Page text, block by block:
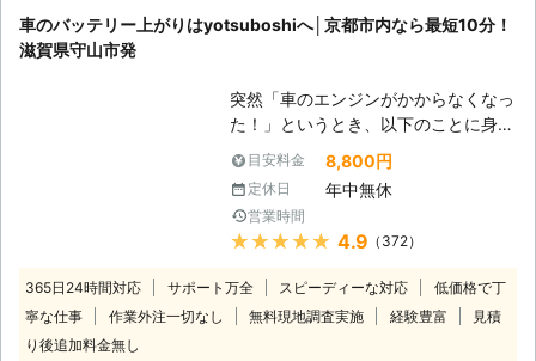
利用くださいませ。
けられるようになったのです。 この
することができます。もしも車のエン
ジンが止まった場合、弊社までご連絡
くださいませ。連絡後、弊社スタッフ
がお客様の元へ駆けつけて車のバッテ
リーを充電させていただきます。
車のバッテリー上がりはyotsuboshiへ│京都市内なら最短10分！
滋賀県守山市発
突然「車のエンジンがかからなくなっ
た！」というとき、以下のことに身に
覚えはありませんか？ ・エアコンや
ライトなど電装品を長時間使った ・
最後にバッテリーを交換してから2年
以上経っている ・長い間車に乗って
いなかった このようなときは車のバ
ッテリー上がりが原因かもしれませ
ん。そんなときはyotsuboshiにお任せ
を！ 当店は滋賀県守山市に拠点をお
目安料金 8,800円
定休日 年中無休
営業時間
★★★★★ 4.9 （372）
365日24時間対応 サポート万全 スピーディーな対応
低価格で丁
寧な仕事
作業外注一切なし 無料現地調査実施 経験豊富
見積
り後追加料金無し